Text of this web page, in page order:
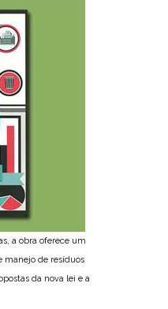
a obra oferece um
manejo de resíduos
da nova lei e a